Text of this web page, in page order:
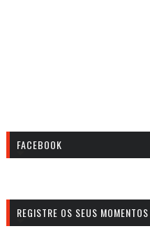
FACEBOOK
REGISTRE OS SEUS MOMENTOS